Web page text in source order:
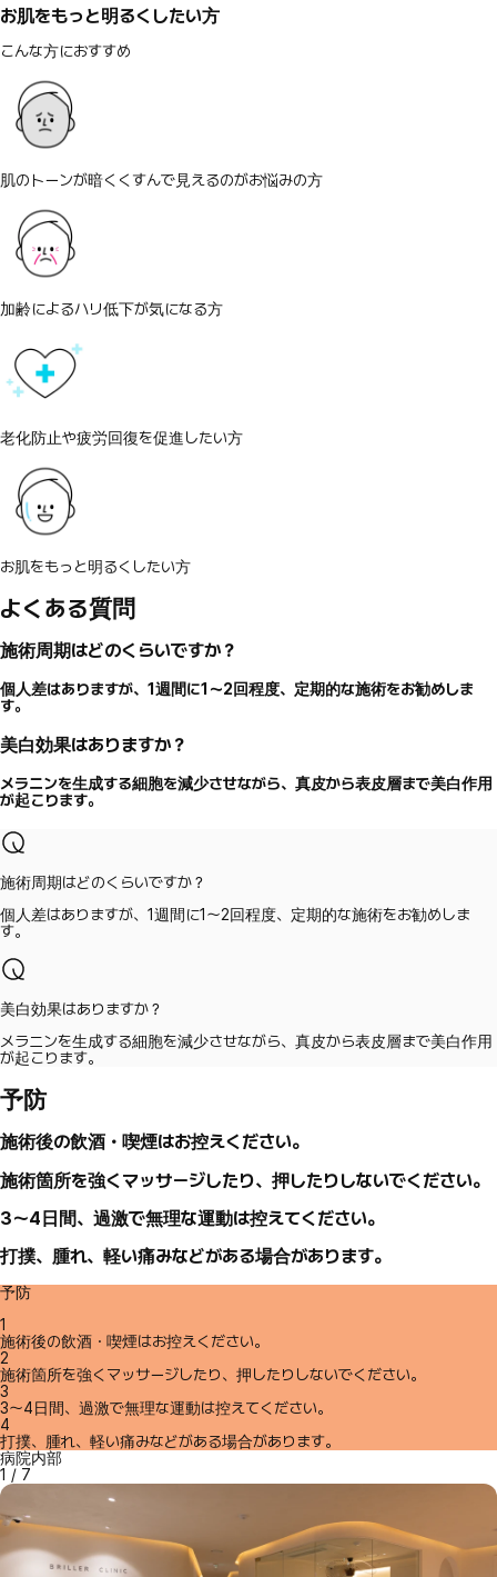
お肌をもっと明るくしたい方
こんな方におすすめ
肌のトーンが暗くくすんで見えるのがお悩みの方
加齢によるハリ低下が気になる方
老化防止や疲労回復を促進したい方
お肌をもっと明るくしたい方
よくある質問
施術周期はどのくらいですか？
個人差はありますが、1週間に1～2回程度、定期的な施術をお勧めしま
す。
美白効果はありますか？
メラニンを生成する細胞を減少させながら、真皮から表皮層まで美白作用
が起こります。
施術周期はどのくらいですか？
個人差はありますが、1週間に1～2回程度、定期的な施術をお勧めしま
す。
美白効果はありますか？
メラニンを生成する細胞を減少させながら、真皮から表皮層まで美白作用
が起こります。
予防
施術後の飲酒・喫煙はお控えください。
施術箇所を強くマッサージしたり、押したりしないでください。
3～4日間、過激で無理な運動は控えてください。
打撲、腫れ、軽い痛みなどがある場合があります。
予防
1
施術後の飲酒・喫煙はお控えください。
2
施術箇所を強くマッサージしたり、押したりしないでください。
3
3～4日間、過激で無理な運動は控えてください。
4
打撲、腫れ、軽い痛みなどがある場合があります。
病院内部
1 / 7